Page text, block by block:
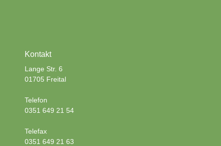
Kontakt
Lange Str. 6
01705 Freital
Telefon
0351 649 21 54
Telefax
0351 649 21 63